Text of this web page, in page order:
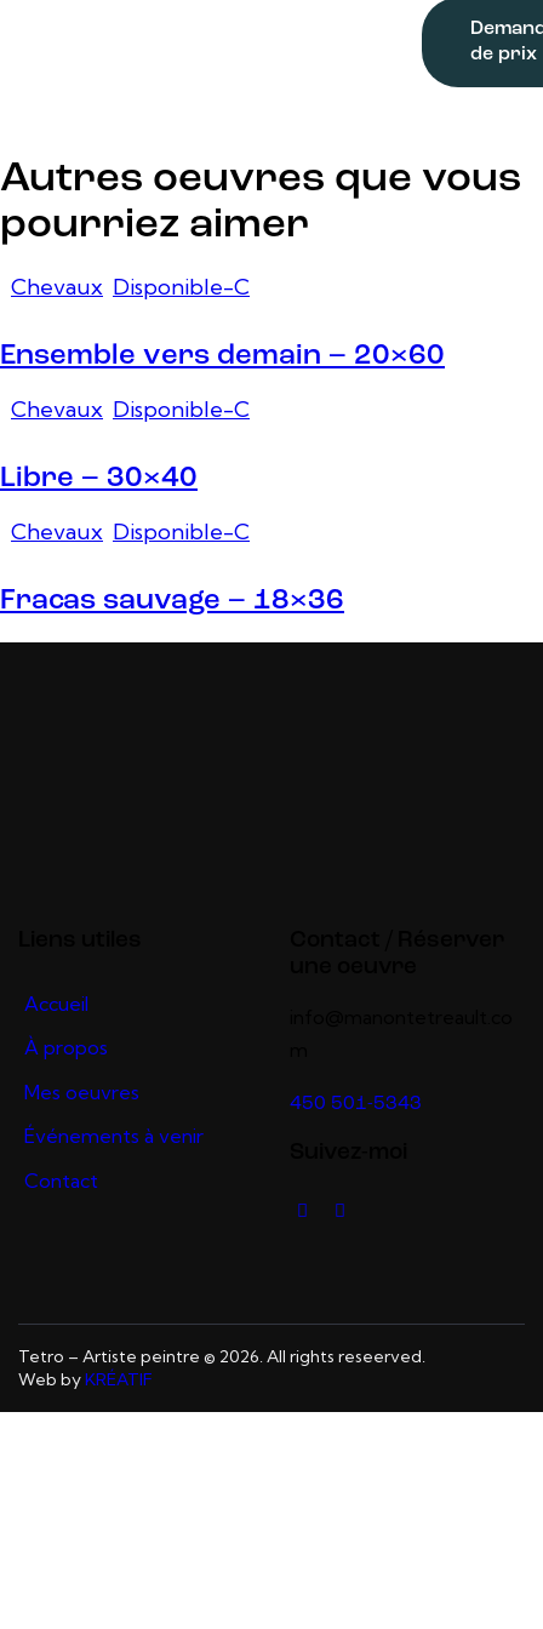
de prix
Autres oeuvres que vous
pourriez aimer
Chevaux Disponible-C
Ensemble vers demain – 20×60
Chevaux Disponible-C
Libre – 30×40
Chevaux Disponible-C
Fracas sauvage – 18×36
Accueil
À propos
Mes oeuvres
Événements à venir
Contact
450 501-5343
Tetro – Artiste peintre © 2026. All rights reseerved.
Web byKRÉATIF